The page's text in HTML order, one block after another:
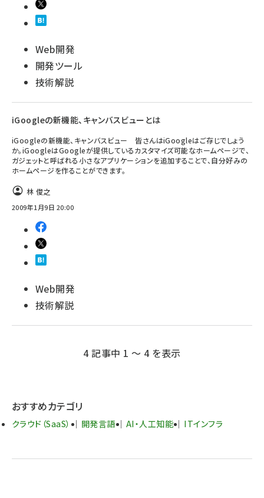
Web開発
開発ツール
技術解説
iGoogleの新機能、キャンバスビューとは
iGoogleの新機能、キャンバスビュー 皆さんはiGoogleはご存じでしょう
か。iGoogleはGoogleが提供しているカスタマイズ可能なホームページで、
ガジェットと呼ばれる小さなアプリケーションを追加することで、自分好みの
ホームページを作ることができます。
林 俊之
2009年1月9日 20:00
Web開発
技術解説
4 記事中 1 ～ 4 を表示
おすすめカテゴリ
クラウド（SaaS） 開発言語 AI・人工知能 ITインフラ